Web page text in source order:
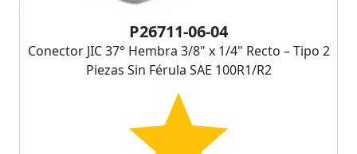
P26711-06-04
Conector JIC 37° Hembra 3/8" x 1/4" Recto – Tipo 2
Piezas Sin Férula SAE 100R1/R2